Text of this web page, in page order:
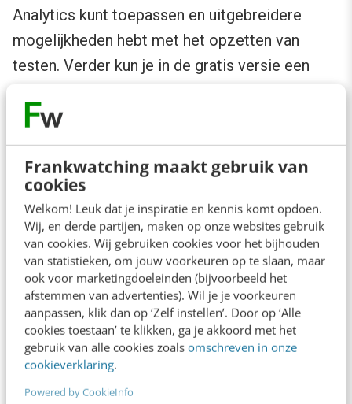
Frankwatching maakt gebruik van
cookies
Welkom! Leuk dat je inspiratie en kennis komt opdoen.
Wij, en derde partijen, maken op onze websites gebruik
van cookies. Wij gebruiken cookies voor het bijhouden
van statistieken, om jouw voorkeuren op te slaan, maar
ook voor marketingdoeleinden (bijvoorbeeld het
afstemmen van advertenties). Wil je je voorkeuren
aanpassen, klik dan op ‘Zelf instellen’. Door op ‘Alle
cookies toestaan’ te klikken, ga je akkoord met het
gebruik van alle cookies zoals omschreven in onze
cookieverklaring.
Powered by CookieInfo
Analytics kunt toepassen en uitgebreidere
mogelijkheden hebt met het opzetten van
testen. Verder kun je in de gratis versie een
terwijl dit bij Optimize 360 veel uitgebreider is.
Daarnaast heb je bij de betaalde versie
uiteraard een Service Level Agreement (SLA)
en support vanuit Google (of van de Certified
Partner). Hier zie je een overzicht van de
verschillen, zoals deze op 16 november 2016
bekend zijn: